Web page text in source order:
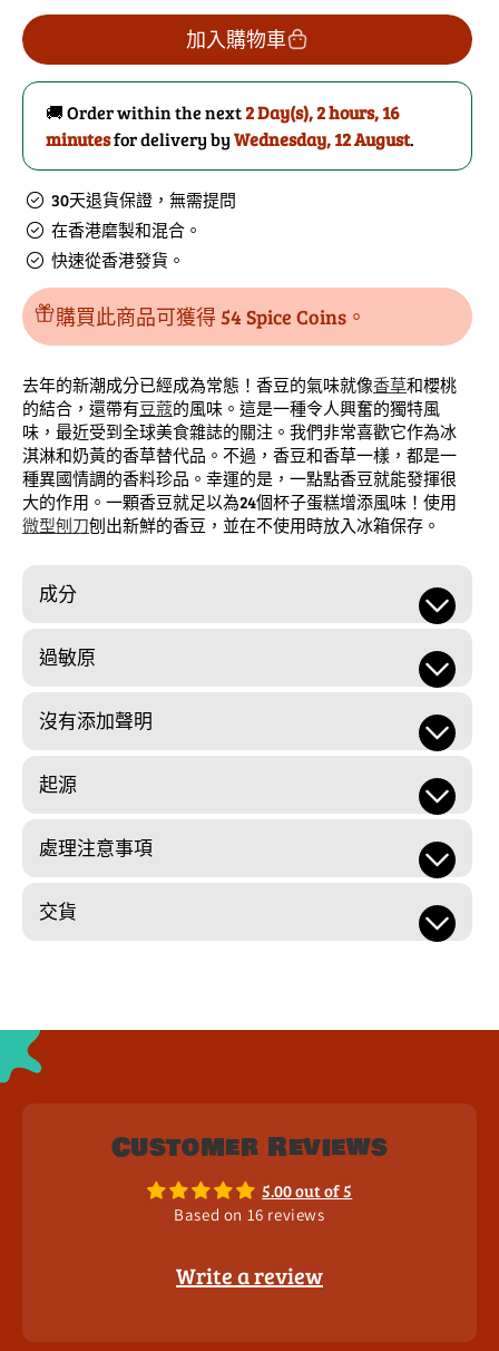
通
卡
豆
的
數
量
通
卡
豆
數
量
加入購物車
🚚 Order within the next2 Day(s),2 hours, 16
minutesfor delivery byWednesday, 12 August.
30天退貨保證，無需提問
在香港磨製和混合。
快速從香港發貨。
購買此商品可獲得 54 Spice Coins。
去年的新潮成分已經成為常態！香豆的氣味就像香草和櫻桃
的結合，還帶有豆蔻的風味。這是一種令人興奮的獨特風
味，最近受到全球美食雜誌的關注。我們非常喜歡它作為冰
淇淋和奶黃的香草替代品。不過，香豆和香草一樣，都是一
種異國情調的香料珍品。幸運的是，一點點香豆就能發揮很
大的作用。一顆香豆就足以為24個杯子蛋糕增添風味！使用
微型刨刀刨出新鮮的香豆，並在不使用時放入冰箱保存。
成分
過敏原
沒有添加聲明
起源
處理注意事項
交貨
Customer Reviews
5.00 out of 5
Based on 16 reviews
Write a review